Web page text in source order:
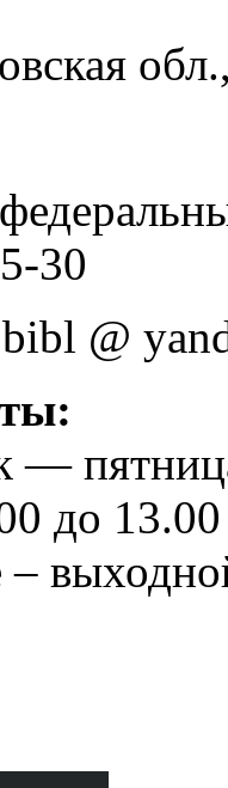
30
@
—
до 13.00
–